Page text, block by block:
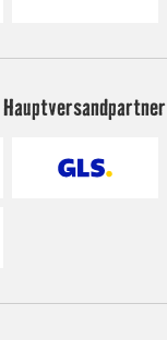
Hauptversandpartner